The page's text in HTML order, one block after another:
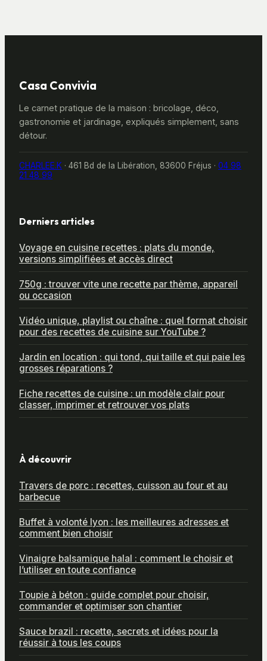
Casa Convivia
Le carnet pratique de la maison : bricolage, déco,
gastronomie et jardinage, expliqués simplement, sans
détour.
CHARLEE.K · 461 Bd de la Libération, 83600 Fréjus · 04 98
21 48 99
Derniers articles
Voyage en cuisine recettes : plats du monde,
versions simplifiées et accès direct
750g : trouver vite une recette par thème, appareil
ou occasion
Vidéo unique, playlist ou chaîne : quel format choisir
pour des recettes de cuisine sur YouTube ?
Jardin en location : qui tond, qui taille et qui paie les
grosses réparations ?
Fiche recettes de cuisine : un modèle clair pour
classer, imprimer et retrouver vos plats
À découvrir
Travers de porc : recettes, cuisson au four et au
barbecue
Buffet à volonté lyon : les meilleures adresses et
comment bien choisir
Vinaigre balsamique halal : comment le choisir et
l’utiliser en toute confiance
Toupie à béton : guide complet pour choisir,
commander et optimiser son chantier
Sauce brazil : recette, secrets et idées pour la
réussir à tous les coups